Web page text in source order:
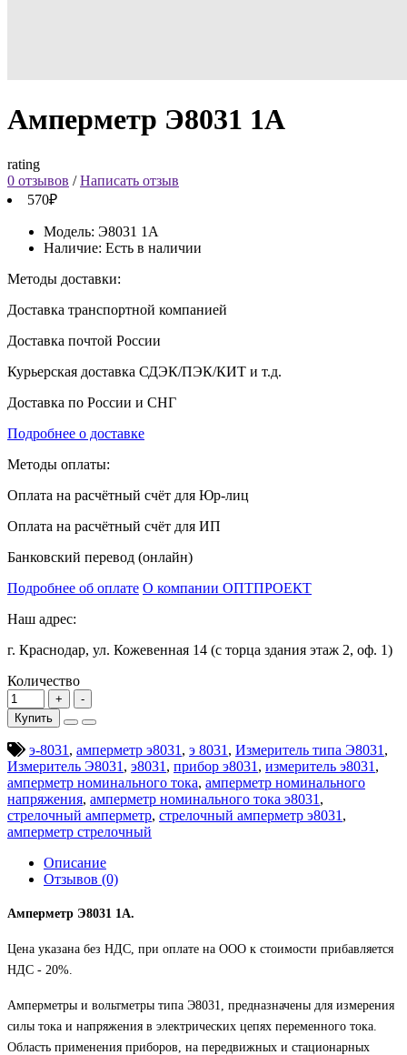
Амперметр Э8031 1А
rating
0 отзывов /Написать отзыв
570₽
Модель: Э8031 1А
Наличие: Есть в наличии
Методы доставки:
Доставка транспортной компанией
Доставка почтой России
Курьерская доставка СДЭК/ПЭК/КИТ и т.д.
Доставка по России и СНГ
Подробнее о доставке
Методы оплаты:
Оплата на расчётный счёт для Юр-лиц
Оплата на расчётный счёт для ИП
Банковский перевод (онлайн)
Подробнее об оплате О компании ОПТПРОЕКТ
Наш адрес:
г. Краснодар, ул. Кожевенная 14 (с торца здания этаж 2, оф. 1)
Количество
Купить
э-8031 , амперметр э8031 , э 8031 , Измеритель типа Э8031 ,
Измеритель Э8031 , э8031 , прибор э8031 , измеритель э8031 ,
амперметр номинального тока, амперметр номинального
напряжения, амперметр номинального тока э8031 ,
стрелочный амперметр, стрелочный амперметр э8031 ,
амперметр стрелочный
Описание
Отзывов (0)
Амперметр Э8031 1А.
Цена указана без НДС, при оплате на ООО к стоимости прибавляется
НДС - 20%.
Амперметры и вольтметры типа Э8031, предназначены для измерения
силы тока и напряжения в электрических цепях переменного тока.
Область применения приборов, на передвижных и стационарных